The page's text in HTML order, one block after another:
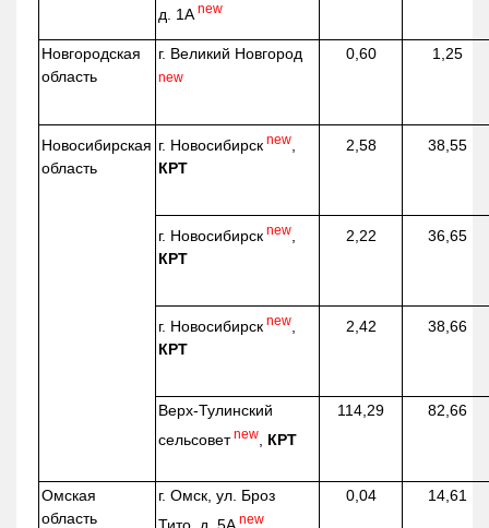
д. 1А new
Новгородская
область
г. Великий Новгород
new
0,60 1,25
Новосибирская
область
г. Новосибирск new
КРТ
2,58 38,55
г. Новосибирск new
КРТ
2,22 36,65
г. Новосибирск new
КРТ
2,42 38,66
Верх-Тулинский
сельсовет new КРТ
114,29 82,66
Омская
область
г. Омск, ул. Броз
new
0,04 14,61